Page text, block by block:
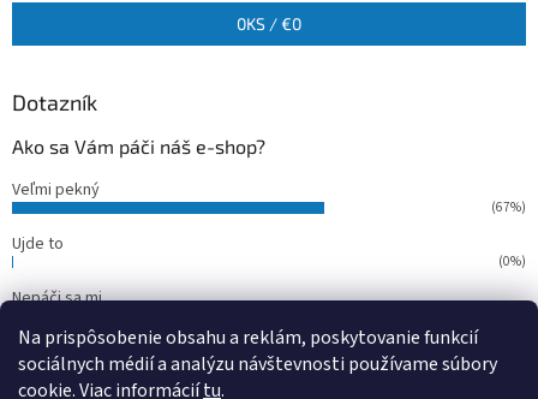
Na prispôsobenie obsahu a reklám, poskytovanie funkcií
sociálnych médií a analýzu návštevnosti používame súbory
cookie. Viac informáciítu.
0KS /€0
Dotazník
Ako sa Vám páči náš e-shop?
Veľmi pekný
(67%)
Ujde to
(0%)
Nepáči sa mi
Počet hlasov:15